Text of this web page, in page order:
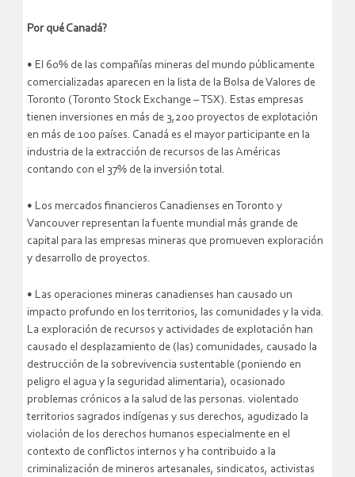
Por qué Canadá?
• El 60% de las compañías mineras del mundo públicamente
comercializadas aparecen en la lista de la Bolsa de Valores de
Toronto (Toronto Stock Exchange – TSX). Estas empresas
tienen inversiones en más de 3,200 proyectos de explotación
en más de 100 países. Canadá es el mayor participante en la
industria de la extracción de recursos de las Américas
contando con el 37% de la inversión total.
• Los mercados financieros Canadienses en Toronto y
Vancouver representan la fuente mundial más grande de
capital para las empresas mineras que promueven exploración
y desarrollo de proyectos.
• Las operaciones mineras canadienses han causado un
impacto profundo en los territorios, las comunidades y la vida.
La exploración de recursos y actividades de explotación han
causado el desplazamiento de (las) comunidades, causado la
destrucción de la sobrevivencia sustentable (poniendo en
peligro el agua y la seguridad alimentaria), ocasionado
problemas crónicos a la salud de las personas. violentado
territorios sagrados indígenas y sus derechos, agudizado la
violación de los derechos humanos especialmente en el
contexto de conflictos internos y ha contribuido a la
criminalización de mineros artesanales, sindicatos, activistas